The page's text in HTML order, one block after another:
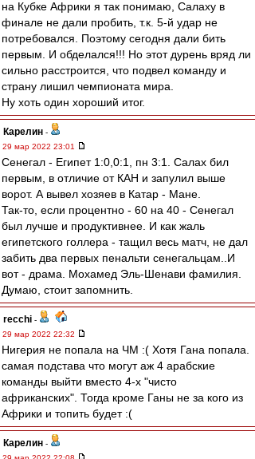
на Кубке Африки я так понимаю, Салаху в
финале не дали пробить, т.к. 5-й удар не
потребовался. Поэтому сегодня дали бить
первым. И обделался!!! Но этот дурень вряд ли
сильно расстроится, что подвел команду и
страну лишил чемпионата мира.
Ну хоть один хороший итог.
Карелин -
29 мар 2022 23:01
Сенегал - Египет 1:0,0:1, пн 3:1. Салах бил
первым, в отличие от КАН и запулил выше
ворот. А вывел хозяев в Катар - Мане.
Так-то, если процентно - 60 на 40 - Сенегал
был лучше и продуктивнее. И как жаль
египетского голлера - тащил весь матч, не дал
забить два первых пенальти сенегальцам..И
вот - драма. Мохамед Эль-Шенави фамилия.
Думаю, стоит запомнить.
recchi -
29 мар 2022 22:32
Нигерия не попала на ЧМ :( Хотя Гана попала.
самая подстава что могут аж 4 арабские
команды выйти вместо 4-х "чисто
африканских". Тогда кроме Ганы не за кого из
Африки и топить будет :(
Карелин -